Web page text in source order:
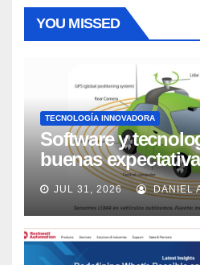
YOU MISSED
TECNOLOGÍA INNOVADORA
Software y
buenas
los próximos 2
Market Watch
JUL 31, 2026 DANIEL